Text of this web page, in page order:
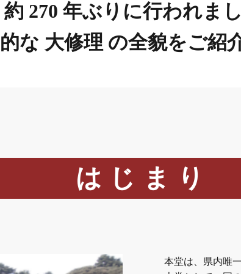
約 270 年ぶりに行われまし
な 大修理 の全貌をご紹
はじまり
本堂は、県内唯